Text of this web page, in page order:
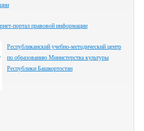
портал правовой информации
Республиканский учебно-методический центр
по образованию Министерства культуры
Республики Башкортостан